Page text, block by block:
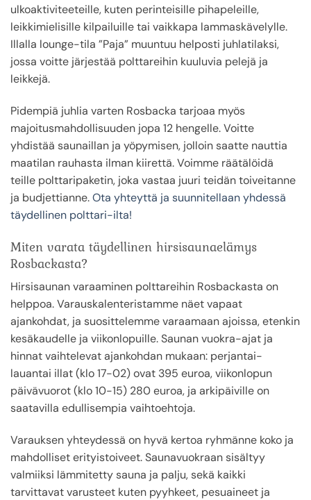
ulkoaktiviteeteille, kuten perinteisille pihapeleille,
leikkimielisille kilpailuille tai vaikkapa lammaskävelylle.
Illalla lounge-tila ”Paja” muuntuu helposti juhlatilaksi,
jossa voitte järjestää polttareihin kuuluvia pelejä ja
leikkejä.
Pidempiä juhlia varten Rosbacka tarjoaa myös
majoitusmahdollisuuden jopa 12 hengelle. Voitte
yhdistää saunaillan ja yöpymisen, jolloin saatte nauttia
maatilan rauhasta ilman kiirettä. Voimme räätälöidä
teille polttaripaketin, joka vastaa juuri teidän toiveitanne
ja budjettianne.Ota yhteyttä ja suunnitellaan yhdessä
täydellinen polttari-ilta!
Miten varata täydellinen hirsisaunaelämys
Rosbackasta?
Hirsisaunan varaaminen polttareihin Rosbackasta on
helppoa. Varauskalenteristamme näet vapaat
ajankohdat, ja suosittelemme varaamaan ajoissa, etenkin
kesäkaudelle ja viikonlopuille. Saunan vuokra-ajat ja
hinnat vaihtelevat ajankohdan mukaan: perjantai-
lauantai illat (klo 17-02) ovat 395 euroa, viikonlopun
päivävuorot (klo 10-15) 280 euroa, ja arkipäiville on
saatavilla edullisempia vaihtoehtoja.
Varauksen yhteydessä on hyvä kertoa ryhmänne koko ja
mahdolliset erityistoiveet. Saunavuokraan sisältyy
valmiiksi lämmitetty sauna ja palju, sekä kaikki
tarvittavat varusteet kuten pyyhkeet, pesuaineet ja